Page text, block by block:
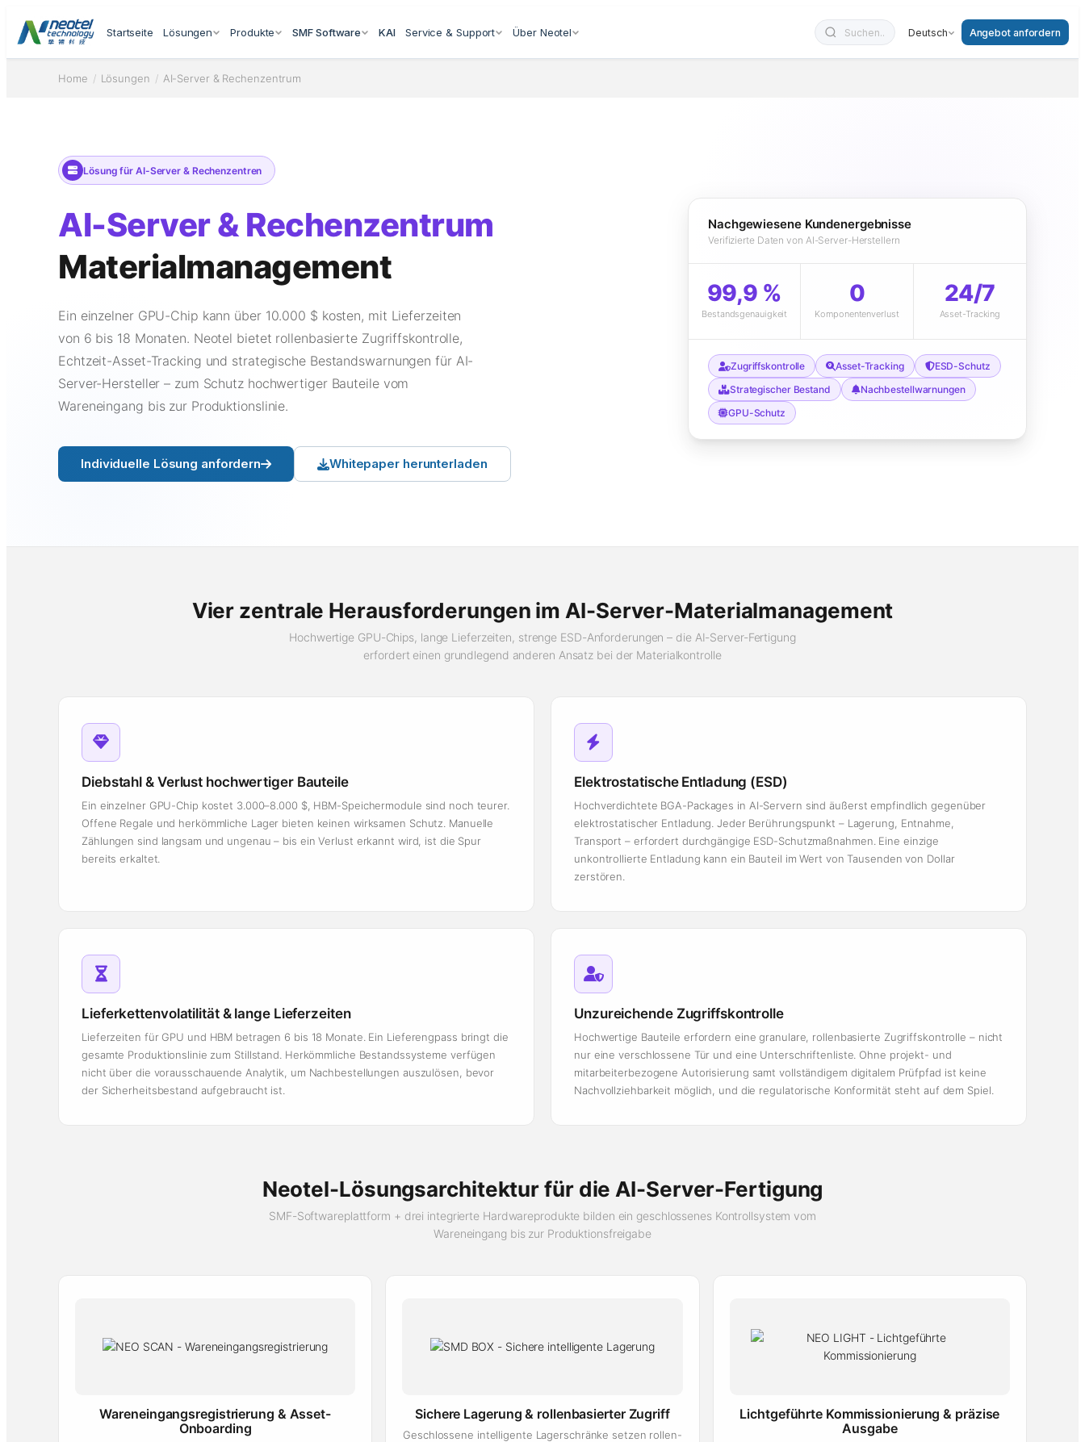
Startseite Lösungen Produkte SMF Software KAI Service & Support Über Neotel Deutsch Angebot anfordern
Home / Lösungen / AI-Server & Rechenzentrum
Lösung für AI-Server & Rechenzentren
AI-Server & Rechenzentrum
Materialmanagement
Ein einzelner GPU-Chip kann über 10.000 $ kosten, mit Lieferzeiten
von 6 bis 18 Monaten. Neotel bietet rollenbasierte Zugriffskontrolle,
Echtzeit-Asset-Tracking und strategische Bestandswarnungen für AI-
Server-Hersteller – zum Schutz hochwertiger Bauteile vom
Wareneingang bis zur Produktionslinie.
Individuelle Lösung anfordern Whitepaper herunterladen
Nachgewiesene Kundenergebnisse
Verifizierte Daten von AI-Server-Herstellern
99,9 %
Bestandsgenauigkeit
0
Komponentenverlust
24/7
Asset-Tracking
Zugriffskontrolle Asset-Tracking
ESD-Schutz
Strategischer Bestand
Nachbestellwarnungen
GPU-Schutz
Vier zentrale Herausforderungen im AI-Server-Materialmanagement
Hochwertige GPU-Chips, lange Lieferzeiten, strenge ESD-Anforderungen – die AI-Server-Fertigung
erfordert einen grundlegend anderen Ansatz bei der Materialkontrolle
Diebstahl & Verlust hochwertiger Bauteile
Ein einzelner GPU-Chip kostet 3.000–8.000 $, HBM-Speichermodule sind noch teurer.
Offene Regale und herkömmliche Lager bieten keinen wirksamen Schutz. Manuelle
Zählungen sind langsam und ungenau – bis ein Verlust erkannt wird, ist die Spur
bereits erkaltet.
Elektrostatische Entladung (ESD)
Hochverdichtete BGA-Packages in AI-Servern sind äußerst empfindlich gegenüber
elektrostatischer Entladung. Jeder Berührungspunkt – Lagerung, Entnahme,
Transport – erfordert durchgängige ESD-Schutzmaßnahmen. Eine einzige
unkontrollierte Entladung kann ein Bauteil im Wert von Tausenden von Dollar
zerstören.
Lieferkettenvolatilität & lange Lieferzeiten
Lieferzeiten für GPU und HBM betragen 6 bis 18 Monate. Ein Lieferengpass bringt die
gesamte Produktionslinie zum Stillstand. Herkömmliche Bestandssysteme verfügen
nicht über die vorausschauende Analytik, um Nachbestellungen auszulösen, bevor
der Sicherheitsbestand aufgebraucht ist.
Unzureichende Zugriffskontrolle
Hochwertige Bauteile erfordern eine granulare, rollenbasierte Zugriffskontrolle – nicht
nur eine verschlossene Tür und eine Unterschriftenliste. Ohne projekt- und
mitarbeiterbezogene Autorisierung samt vollständigem digitalem Prüfpfad ist keine
Nachvollziehbarkeit möglich, und die regulatorische Konformität steht auf dem Spiel.
Neotel-Lösungsarchitektur für die AI-Server-Fertigung
SMF-Softwareplattform + drei integrierte Hardwareprodukte bilden ein geschlossenes Kontrollsystem vom
Wareneingang bis zur Produktionsfreigabe
Wareneingangsregistrierung & Asset-
Onboarding
Sichere Lagerung & rollenbasierter Zugriff
Geschlossene intelligente Lagerschränke setzen rollen-
Lichtgeführte Kommissionierung & präzise
Ausgabe